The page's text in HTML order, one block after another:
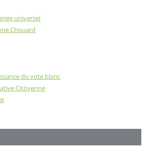
universel
Chouard
du vote blanc
Citoyenne